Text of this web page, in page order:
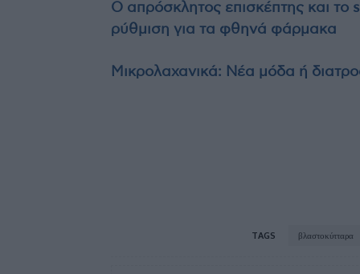
Ο απρόσκλητος επισκέπτης και το
ρύθμιση για τα φθηνά φάρμακα
Μικρολαχανικά: Νέα μόδα ή
TAGS βλαστοκύτταρα